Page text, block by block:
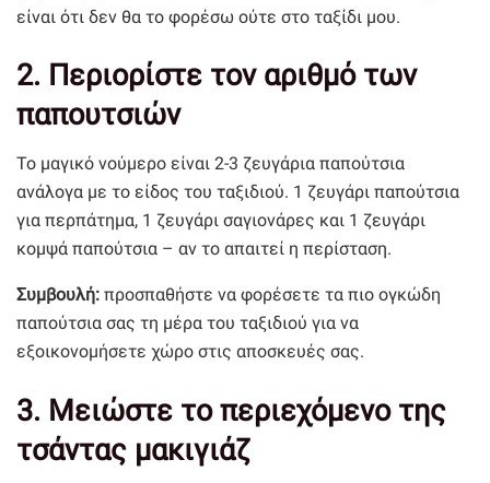
είναι ότι δεν θα το φορέσω ούτε στο ταξίδι μου.
2. Περιορίστε τον αριθμό των
παπουτσιών
Το μαγικό νούμερο είναι 2-3 ζευγάρια παπούτσια
ανάλογα με το είδος του ταξιδιού. 1 ζευγάρι παπούτσια
για περπάτημα, 1 ζευγάρι σαγιονάρες και 1 ζευγάρι
κομψά παπούτσια – αν το απαιτεί η περίσταση.
Συμβουλή: προσπαθήστε να φορέσετε τα πιο ογκώδη
παπούτσια σας τη μέρα του ταξιδιού για να
εξοικονομήσετε χώρο στις αποσκευές σας.
3. Μειώστε το περιεχόμενο της
τσάντας μακιγιάζ